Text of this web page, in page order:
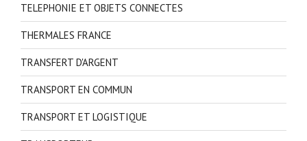
TELEPHONIE ET OBJETS CONNECTES
THERMALES FRANCE
TRANSFERT D'ARGENT
TRANSPORT EN COMMUN
TRANSPORT ET LOGISTIQUE